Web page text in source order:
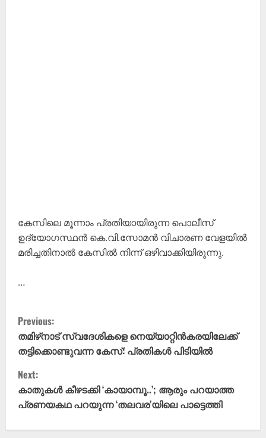
കേസിലെ മൂന്നാം പ്രതിയായിരുന്ന പൊലീസ്
ഉദ്യോഗസ്ഥൻ കെ.വി.സോമൻ വിചാരണ വേളയിൽ
മരിച്ചതിനാൽ കേസിൽ നിന്ന് ഒഴിവാക്കിയിരുന്നു.
…
C
o
n
t
i
Previous:
തമിഴ്‌നാട് സ്വദേശികളെ നെയ്യാറ്റിൻകരയിലേക്ക്
തട്ടിക്കൊണ്ടുവന്ന കേസ്: പ്രതികൾ പിടിയിൽ
Next:
കാതുകൾ കീഴടക്കി ‘കായാമ്പൂ..’; ആരും പറയാത്ത
പ്രണയകഥ പറയുന്ന ‘തലവര’യിലെ പാട്ടെത്തി